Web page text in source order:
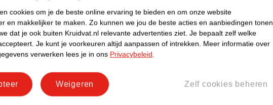
Nadelen
zijn hard en hierdoor robuust. Ze
tegen een stootje.Doordat
zeer sterk zijn, blijven ze lang
drogen gewoon aan de lucht en
snel klaar.Acrylnagels zijn meestal
gelnagels.
Voor acrylnagels heb je extra nagellak
nodig om je nagels glans te
geven.Doordat acrylnagels hard zijn,
breken ze sneller.Bij het aanbrengen van
onaangename chemische geur.
cookies om je de beste online ervaring te bieden en om onze website
en makkelijker te maken. Zo kunnen we jou de beste acties en aanbiedingen tonen
dat je ook buiten Kruidvat.nl relevante advertenties ziet. Je bepaalt zelf welke
Je kunt je voorkeuren altijd aanpassen of intrekken. Meer informatie over
verwerken lees je in ons Privacybeleid.
Zelf cookies beheren
Weigeren